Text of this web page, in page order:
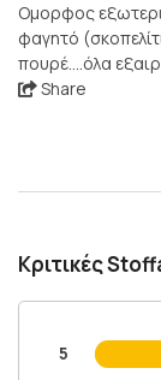
Ομορφος
φαγητό
πουρέ....όλα
Share
Κριτικές
5